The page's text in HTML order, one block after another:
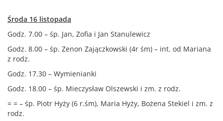
Środa 16 listopada
Godz. 7.00 – śp. Jan, Zofia i Jan Stanulewicz
Godz. 8.00 – śp. Zenon Zajączkowski (4r śm) – int. od Mariana
z rodz.
Godz. 17.30 – Wymienianki
Godz. 18.00 – śp. Mieczysław Olszewski i zm. z rodz.
= = – śp. Piotr Hyży (6 r.śm), Maria Hyży, Bożena Stekiel i zm. z
rodz.